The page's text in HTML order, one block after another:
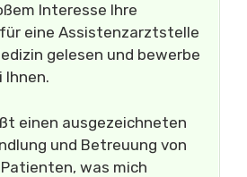
Interesse Ihre
eine Assistenzarztstelle
gelesen und bewerbe
Ihnen.
einen ausgezeichneten
und Betreuung von
was mich